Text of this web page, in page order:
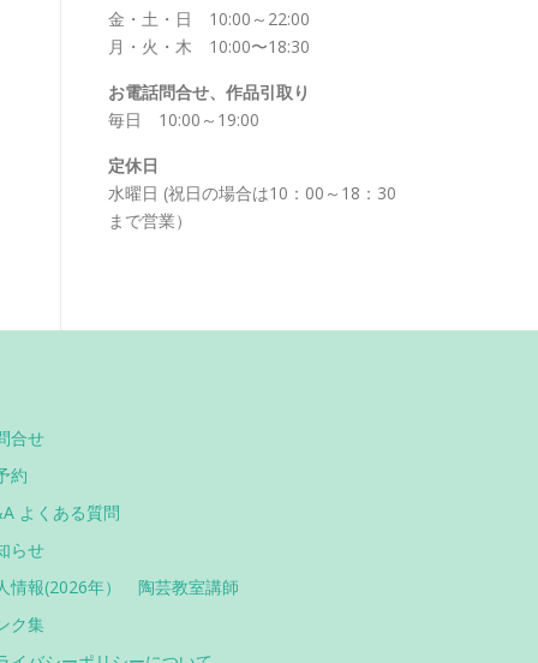
金・土・日 10:00～22:00
月・火・木 10:00〜18:30
お電話問合せ、作品引取り
毎日 10:00～19:00
定休日
水曜日 (祝日の場合は10：00～18：30
まで営業）
合せ
約
よくある質問
らせ
情報(2026年） 陶芸教室講師
ク集